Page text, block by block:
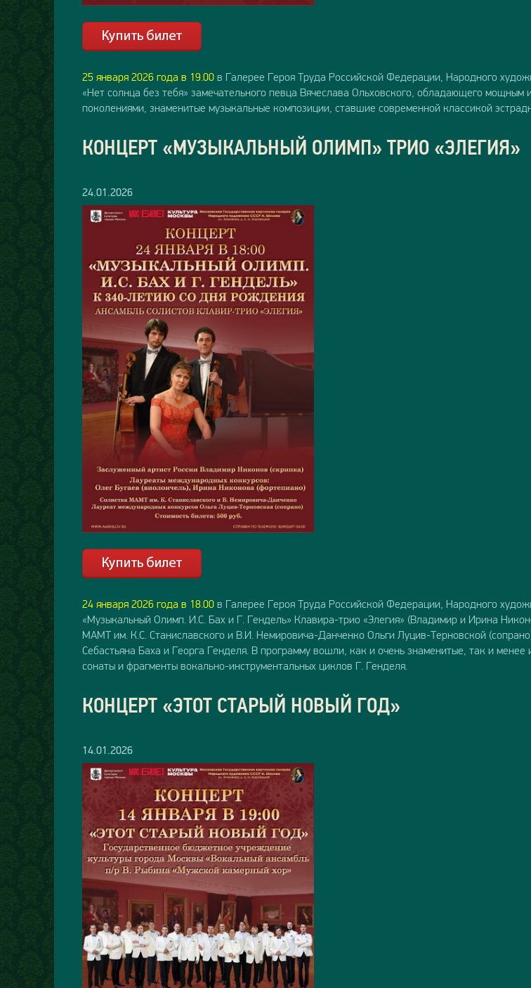
25 января 2026 года в 19.00 в Галерее Героя Труда Российской Федерации, Народного
«Нет солнца без тебя» замечательного певца Вячеслава Ольховского, обладающего
поколениями, знаменитые музыкальные композиции, ставшие современной классикой
КОНЦЕРТ «МУЗЫКАЛЬНЫЙ ОЛИМП» ТРИО «ЭЛЕГИЯ»
24.01.2026
24 января 2026 года в 18.00 в Галерее Героя Труда Российской Федерации, Народного
«Музыкальный Олимп. И.С. Бах и Г. Гендель» Клавира-трио «Элегия» (Владимир и Ирина
МАМТ им. К.С. Станиславского и В.И. Немировича-Данченко Ольги Луцив-Терновской
Себастьяна Баха и Георга Генделя. В программу вошли, как и очень знаменитые, так и
сонаты и фрагменты вокально-инструментальных циклов Г. Генделя.
КОНЦЕРТ «ЭТОТ СТАРЫЙ НОВЫЙ ГОД»
14.01.2026